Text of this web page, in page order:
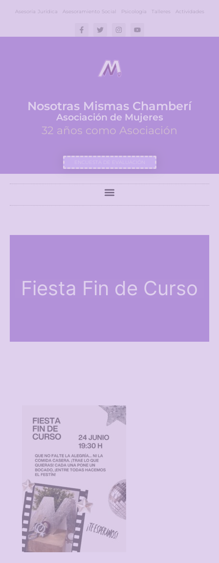
Asesoría Jurídica Asesoramiento Social Psicología Talleres Actividades
Nosotras Mismas Chamberí
Asociación de Mujeres
32 años como Asociación
ENCUESTA DE EVALUACIÓN
Fiesta Fin de Curso